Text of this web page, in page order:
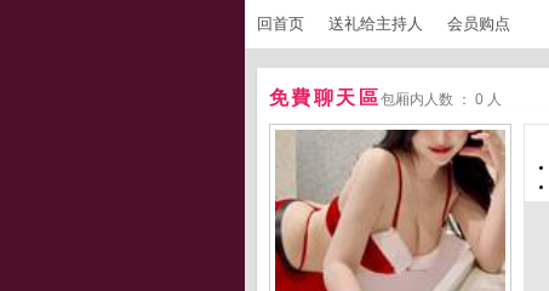
回首页 送礼给主持人 会员购点
免費聊天區包厢内人数 ： 0 人